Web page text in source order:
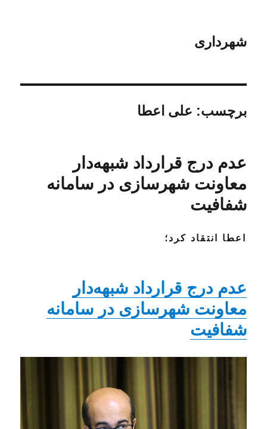
شهرداری
برچسب: علی اعطا
عدم درج قرارداد شبهه‌دار
معاونت شهرسازی در سامانه
شفافیت
اعطا انتقاد کرد؛
عدم درج قرارداد شبهه‌دار
معاونت شهرسازی در سامانه
شفافیت